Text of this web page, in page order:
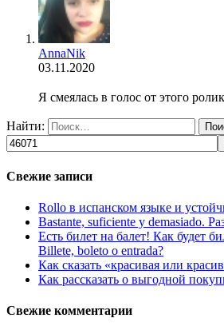
AnnaNik
03.11.2020
Я смеялась в голос от этого
Найти:
Свежие записи
Rollo в испанском языке и
Bastante, suficiente y demasiado.
Есть билет на балет! Как будет
Billete, boleto o entrada?
Как сказать «красивая или
Как рассказать о выгодной
Свежие комментарии